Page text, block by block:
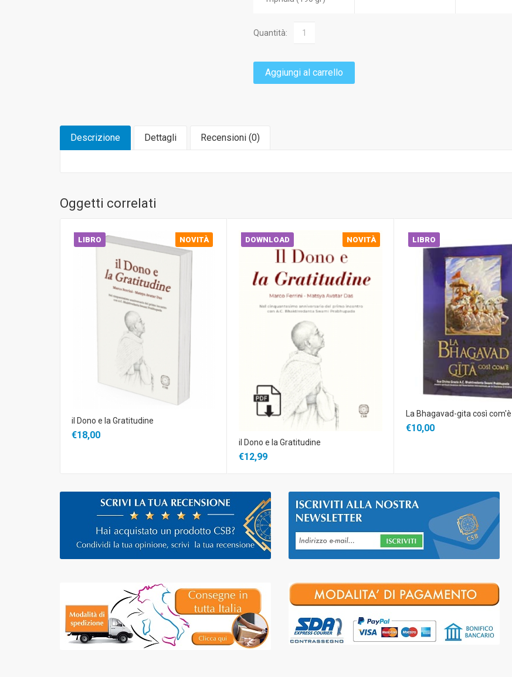
Quantità:
Aggiungi al carrello
Descrizione Dettagli Recensioni (0)
Oggetti correlati
LIBRO NOVITÀ
il Dono e la Gratitudine
€18,00
DOWNLOAD NOVITÀ
il Dono e la Gratitudine
€12,99
LIBRO
La Bhagavad-gita così com'è
€10,00